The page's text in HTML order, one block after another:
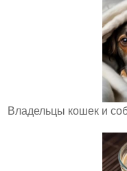
Владельцы кошек и